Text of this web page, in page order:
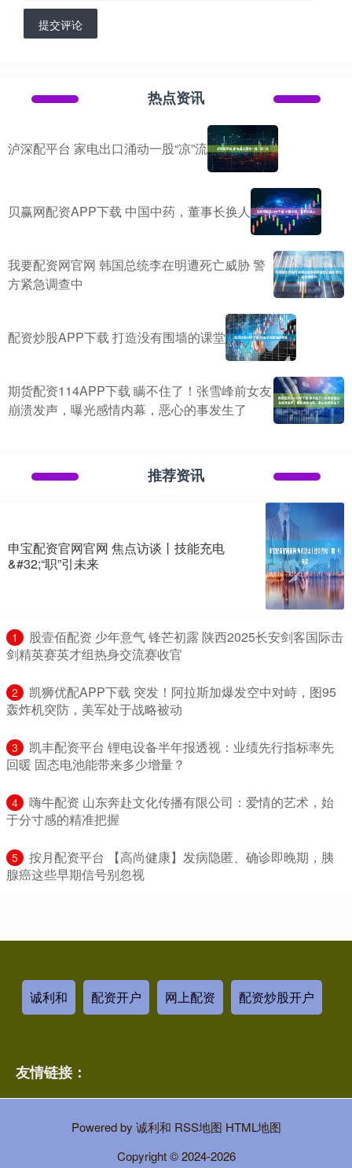
提交评论
热点资讯
泸深配平台 家电出口涌动一股“凉”流
贝赢网配资APP下载 中国中药，董事长换人
我要配资网官网 韩国总统李在明遭死亡威胁 警
方紧急调查中
配资炒股APP下载 打造没有围墙的课堂
期货配资114APP下载 瞒不住了！张雪峰前女友
崩溃发声，曝光感情内幕，恶心的事发生了
推荐资讯
申宝配资官网官网 焦点访谈丨技能充电
&#32;“职”引未来
1
​股壹佰配资 少年意气 锋芒初露 陕西2025长安剑客国际击
剑精英赛英才组热身交流赛收官
2
​凯狮优配APP下载 突发！阿拉斯加爆发空中对峙，图95
轰炸机突防，美军处于战略被动
3
​凯丰配资平台 锂电设备半年报透视：业绩先行指标率先
回暖 固态电池能带来多少增量？
4
​嗨牛配资 山东奔赴文化传播有限公司：爱情的艺术，始
于分寸感的精准把握
5
​按月配资平台 【高尚健康】发病隐匿、确诊即晚期，胰
腺癌这些早期信号别忽视
诚利和 配资开户 网上配资 配资炒股开户
友情链接：
Powered by 诚利和 RSS地图 HTML地图
Copyright© 2024-2026